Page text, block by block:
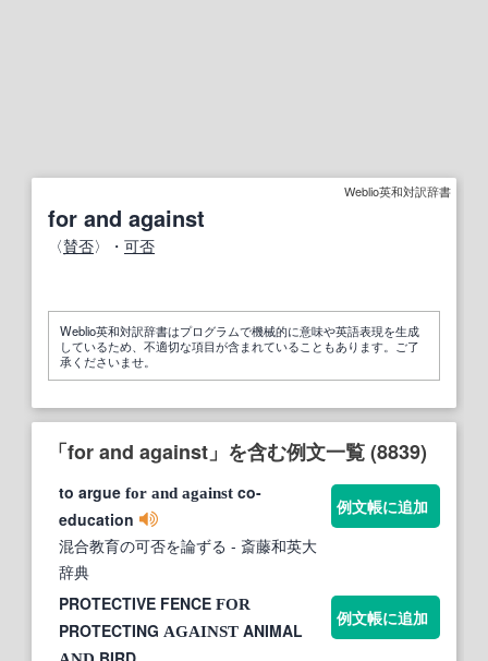
Weblio英和対訳辞書
for and against
〈賛否〉・ 可否
Weblio英和対訳辞書はプログラムで機械的に意味や英語表現を生成
しているため、不適切な項目が含まれていることもあります。ご了
承くださいませ。
「for and against」を含む例文一覧 (8839)
to argue for and against co-
education
混合教育の可否を論ずる - 斎藤和英大
辞典
例文帳に追加
PROTECTIVE FENCE FOR
PROTECTING AGAINST ANIMAL
例文帳に追加